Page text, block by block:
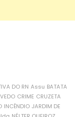
DO RN Assu BATATA
CRIME CRUZETA
INCÊNDIO JARDIM DE